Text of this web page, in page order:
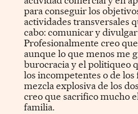
para conseguir los
actividades transversales
cabo: comunicar y
Profesionalmente creo
aunque lo que menos me
burocracia y el politiqueo
los incompetentes o de los
mezcla explosiva de los
creo que sacrifico mucho
familia.